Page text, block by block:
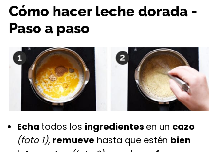
Cómo hacer leche dorada -
Paso a paso
Echa todos los ingredientes en un cazo
(foto 1), remueve hasta que estén bien